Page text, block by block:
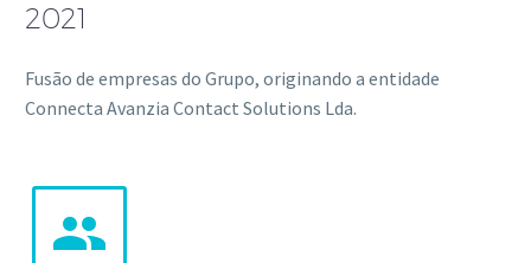
2021
Fusão de empresas do Grupo, originando a entidade
Connecta Avanzia Contact Solutions Lda.

